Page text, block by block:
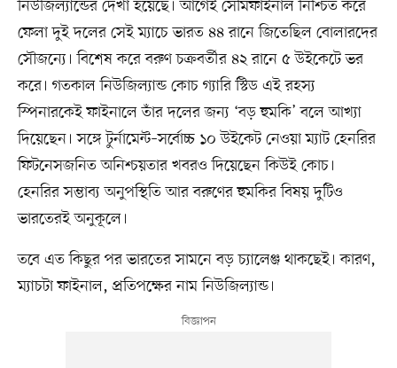
নিউজিল্যান্ডের দেখা হয়েছে। আগেই সেমিফাইনাল নিশ্চিত করে
ফেলা দুই দলের সেই ম্যাচে ভারত ৪৪ রানে জিতেছিল বোলারদের
সৌজন্যে। বিশেষ করে বরুণ চক্রবর্তীর ৪২ রানে ৫ উইকেটে ভর
করে। গতকাল নিউজিল্যান্ড কোচ গ্যারি স্টিড এই রহস্য
স্পিনারকেই ফাইনালে তাঁর দলের জন্য ‘বড় হুমকি’ বলে আখ্যা
দিয়েছেন। সঙ্গে টুর্নামেন্ট–সর্বোচ্চ ১০ উইকেট নেওয়া ম্যাট হেনরির
ফিটনেসজনিত অনিশ্চয়তার খবরও দিয়েছেন কিউই কোচ।
হেনরির সম্ভাব্য অনুপস্থিতি আর বরুণের হুমকির বিষয় দুটিও
ভারতেরই অনুকূলে।
তবে এত কিছুর পর ভারতের সামনে বড় চ্যালেঞ্জ থাকছেই। কারণ,
ম্যাচটা ফাইনাল, প্রতিপক্ষের নাম নিউজিল্যান্ড।